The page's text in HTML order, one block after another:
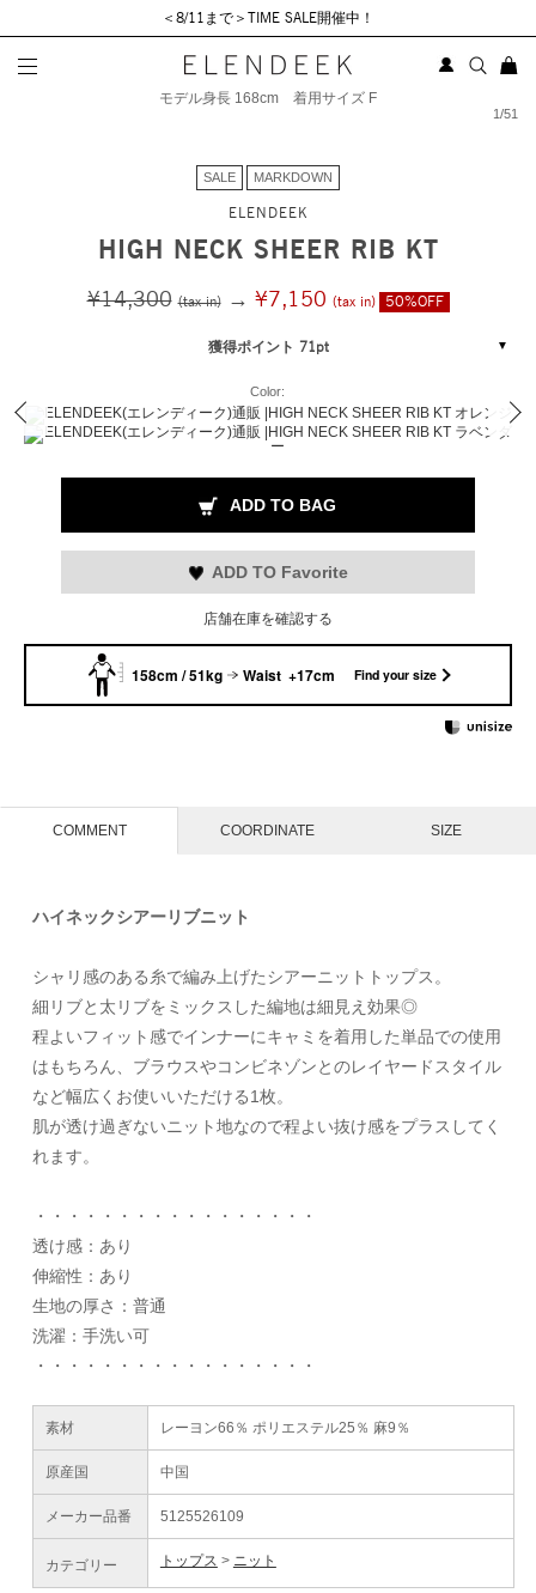
＜8/11まで＞TIME SALE開催中！
1/51
モデル身長 168cm 着用サイズ F
SALE MARKDOWN
ELENDEEK
HIGH NECK SHEER RIB KT
¥14,300 (tax in)→ ¥7,150 (tax in) 50%OFF
獲得ポイント 71pt
Color:
ADD TO BAG
ADD TO Favorite
店舗在庫を確認する
158cm / 51kg Waist +17cm Find your size
COMMENT COORDINATE SIZE
ハイネックシアーリブニット
シャリ感のある糸で編み上げたシアーニットトップス。
細リブと太リブをミックスした編地は細見え効果◎
程よいフィット感でインナーにキャミを着用した単品での使用
はもちろん、ブラウスやコンビネゾンとのレイヤードスタイル
など幅広くお使いいただける1枚。
肌が透け過ぎないニット地なので程よい抜け感をプラスしてく
れます。
・・・・・・・・・・・・・・・・・
透け感：あり
伸縮性：あり
生地の厚さ：普通
洗濯：手洗い可
・・・・・・・・・・・・・・・・・
素材 レーヨン66％ ポリエステル25％ 麻9％
原産国 中国
メーカー品番 5125526109
カテゴリー トップス ニット